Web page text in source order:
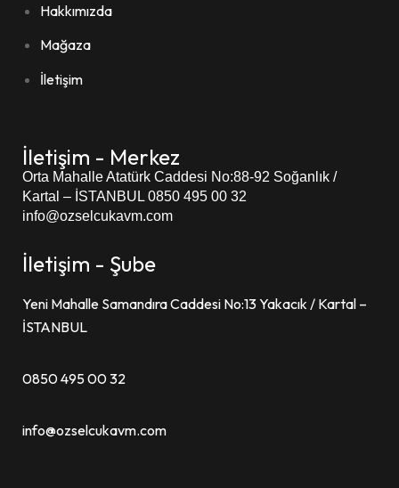
Hakkımızda
Mağaza
İletişim
İletişim - Merkez
Orta Mahalle Atatürk Caddesi No:88-92 Soğanlık /
Kartal – İSTANBUL 0850 495 00 32
info@ozselcukavm.com
İletişim - Şube
Yeni Mahalle Samandıra Caddesi No:13 Yakacık / Kartal –
İSTANBUL
0850 495 00 32
info@ozselcukavm.com